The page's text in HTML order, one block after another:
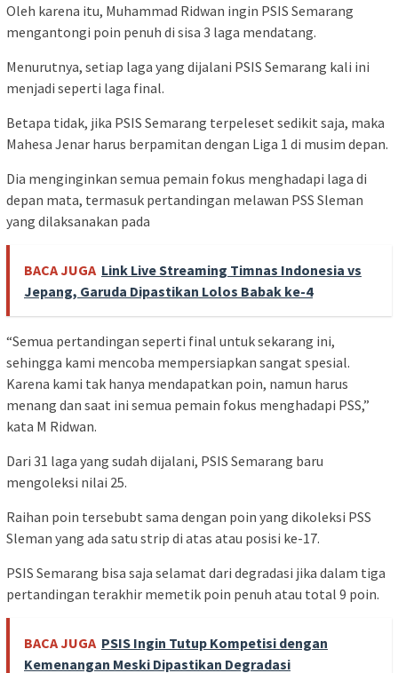
Oleh karena itu, Muhammad Ridwan ingin PSIS Semarang
mengantongi poin penuh di sisa 3 laga mendatang.
Menurutnya, setiap laga yang dijalani PSIS Semarang kali ini
menjadi seperti laga final.
Betapa tidak, jika PSIS Semarang terpeleset sedikit saja, maka
Mahesa Jenar harus berpamitan dengan Liga 1 di musim depan.
Dia menginginkan semua pemain fokus menghadapi laga di
depan mata, termasuk pertandingan melawan PSS Sleman
yang dilaksanakan pada
BACA JUGA Link Live Streaming Timnas Indonesia vs
Jepang, Garuda Dipastikan Lolos Babak ke-4
“Semua pertandingan seperti final untuk sekarang ini,
sehingga kami mencoba mempersiapkan sangat spesial.
Karena kami tak hanya mendapatkan poin, namun harus
menang dan saat ini semua pemain fokus menghadapi PSS,”
kata M Ridwan.
Dari 31 laga yang sudah dijalani, PSIS Semarang baru
mengoleksi nilai 25.
Raihan poin tersebubt sama dengan poin yang dikoleksi PSS
Sleman yang ada satu strip di atas atau posisi ke-17.
PSIS Semarang bisa saja selamat dari degradasi jika dalam tiga
pertandingan terakhir memetik poin penuh atau total 9 poin.
BACA JUGA PSIS Ingin Tutup Kompetisi dengan
Kemenangan Meski Dipastikan Degradasi